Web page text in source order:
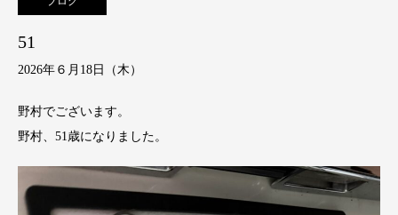
51
2026年６月18日（木）
野村でございます。
野村、51歳になりました。